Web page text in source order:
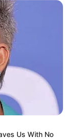
On The
Us With No